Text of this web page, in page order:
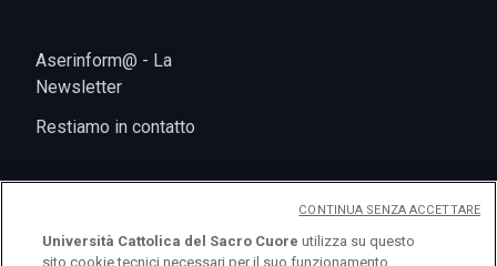
Aserinform@ - La
Newsletter
Restiamo in contatto
Università Cattolica del Sacro Cuore utilizza su questo
sito cookie tecnici necessari per il suo funzionamento
CONTINUA SENZA ACCETTARE